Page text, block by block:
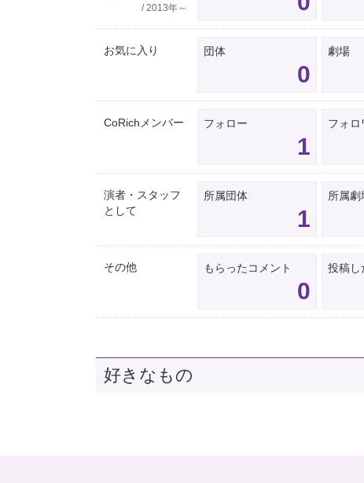
/ 2013年～
お気に入り 団体
0
劇場
CoRichメンバー フォロー
1
フォロ
演者・スタッフ
として
所属団体
1
所属劇
その他 もらったコメント
0
投稿し
好きなもの